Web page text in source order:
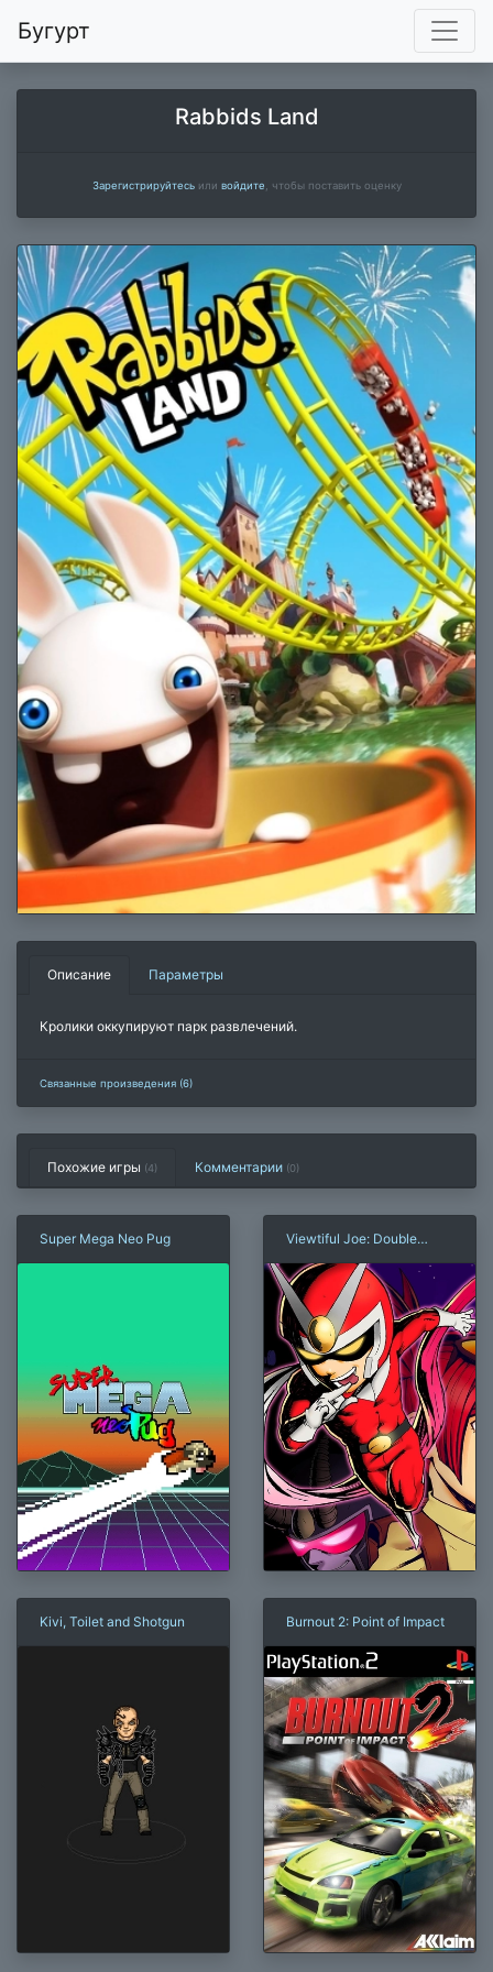
Бугурт
Rabbids Land
Зарегистрируйтесьили войдите , чтобы поставить оценку
Описание Параметры
Кролики оккупируют парк развлечений.
Связанные произведения (6)
Похожие игры (4) Комментарии (0)
Super Mega Neo Pug
Viewtiful Joe: Double
Kivi, Toilet and Shotgun Burnout 2: Point of Impact
×